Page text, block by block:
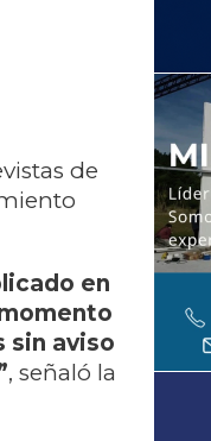
de
en
sin aviso
, señaló la